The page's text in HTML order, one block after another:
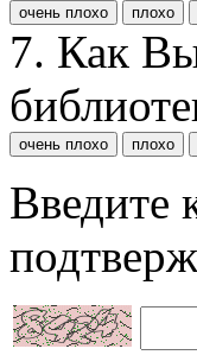
очень плохо плохо
7. Как
очень плохо плохо
Введите